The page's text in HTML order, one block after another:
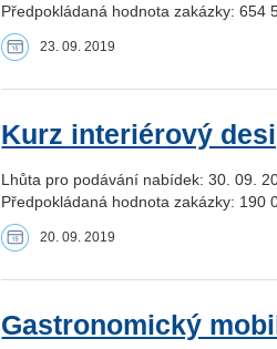
Předpokládaná hodnota zakázky: 654
23. 09. 2019
Kurz interiérový
Lhůta pro podávání nabídek: 30. 09.
Předpokládaná hodnota zakázky: 190
20. 09. 2019
Gastronomický